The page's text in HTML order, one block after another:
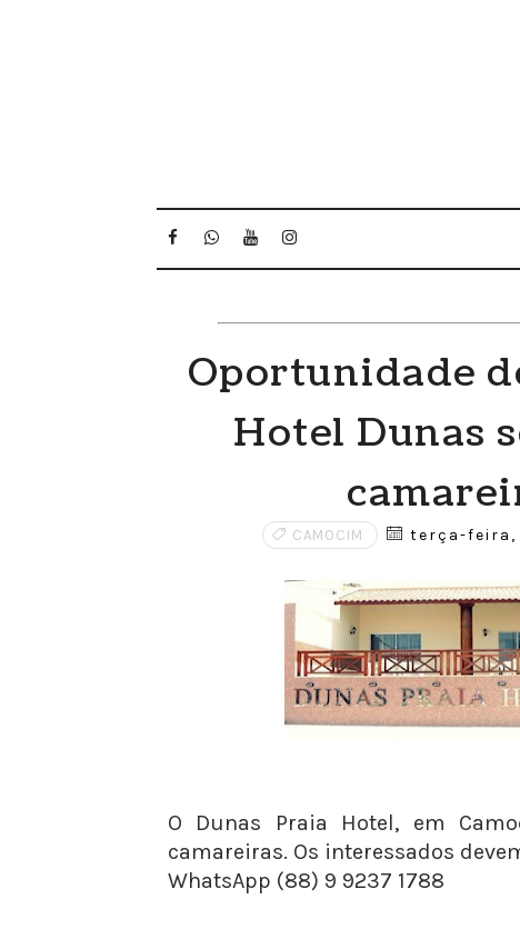
Oportunidade
Hotel Dunas
CAMOCIM terça-feira,
O Dunas Praia Hotel, em
camareiras. Os interessados
WhatsApp (88) 9 9237 1788